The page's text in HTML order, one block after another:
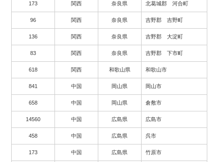
173 関西 奈良県 北葛城郡 河合町
96 関西 奈良県 吉野郡 吉野町
136 関西 奈良県 吉野郡 大淀町
83 関西 奈良県 吉野郡 下市町
618 関西 和歌山県 和歌山市
841 中国 岡山県 岡山市
658 中国 岡山県 倉敷市
14560 中国 広島県 広島市
458 中国 広島県 呉市
173 中国 広島県 竹原市